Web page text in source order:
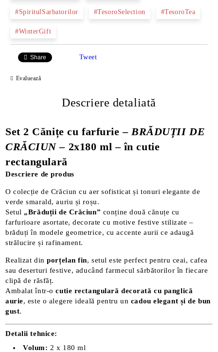
#SpiritulSarbatorilor #TesoroSelection #TesoroTea
#WinterGift
Share Tweet
Evaluează
Descriere detaliată
Set 2 Cănițe cu farfurie –BRĂDUȚII DE
CRĂCIUN– 2x180 ml – în cutie
rectangulară
Descriere de produs
O colecție de Crăciun cu aer sofisticat și tonuri elegante de
verde smarald, auriu și roșu.
Setul „Brăduții de Crăciun” conține două cănuțe cu
farfurioare asortate, decorate cu motive festive stilizate –
brăduți în modele geometrice, cu accente aurii ce adaugă
strălucire și rafinament.
Realizat dinporțelan fin, setul este perfect pentru ceai, cafea
sau deserturi festive, aducând farmecul sărbătorilor în fiecare
clipă de răsfăț.
Ambalat într-ocutie rectangulară decorată cu panglică
aurie, este o alegere ideală pentru un cadou elegant și de bun
gust.
Detalii tehnice:
Volum: 2 x 180 ml